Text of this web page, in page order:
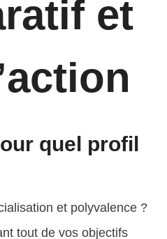
et
quel profil
et polyvalence ?
tout de vos objectifs